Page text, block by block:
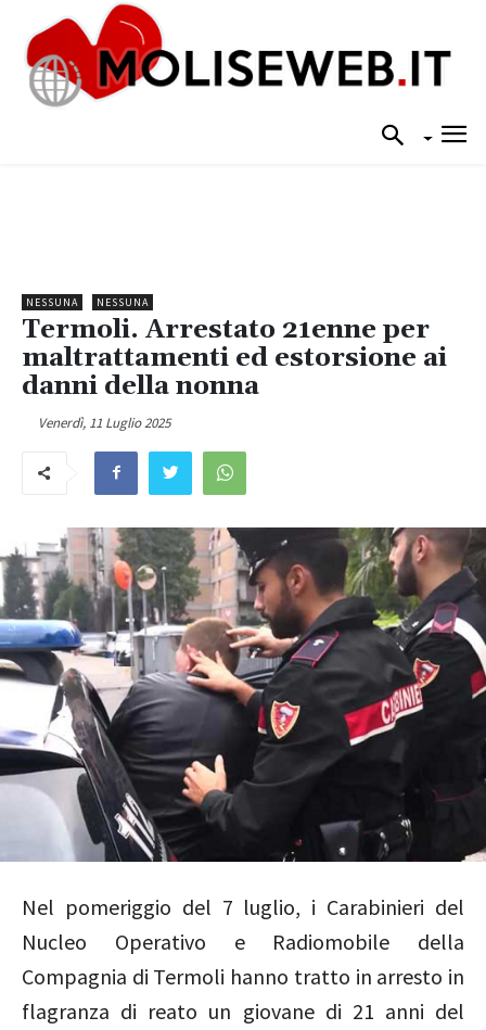
NESSUNA NESSUNA
Termoli. Arrestato 21enne per
maltrattamenti ed estorsione ai
danni della nonna
Venerdì, 11 Luglio 2025
Nel pomeriggio del 7 luglio, i Carabinieri del
Nucleo Operativo e Radiomobile della
Compagnia di Termoli hanno tratto in arresto in
flagranza di reato un giovane di 21 anni del